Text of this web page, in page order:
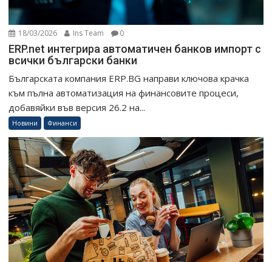
18/03/2026 Ins Team 0
ERP.net интегрира автоматичен банков импорт с
всички български банки
Българската компания ERP.BG направи ключова крачка
към пълна автоматизация на финансовите процеси,
добавяйки във версия 26.2 на...
Новини Финанси